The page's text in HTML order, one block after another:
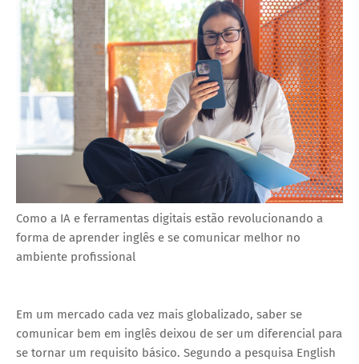
Como a IA e ferramentas digitais estão revolucionando a
forma de aprender inglês e se comunicar melhor no
ambiente profissional
Em um mercado cada vez mais globalizado, saber se
comunicar bem em inglês deixou de ser um diferencial para
se tornar um requisito básico. Segundo a pesquisa English